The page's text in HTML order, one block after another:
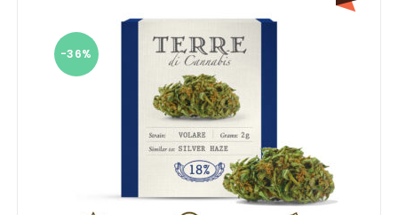
-36%